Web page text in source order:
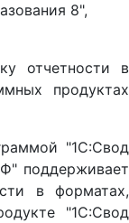
8",
отчетности в
продуктах
"1С:Свод
поддерживает
в форматах,
"1С:Свод